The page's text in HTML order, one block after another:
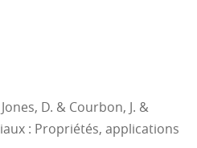
des choix de matériaux
pli au drapage) sous
D. & Courbon, J. &
: Propriétés, applications